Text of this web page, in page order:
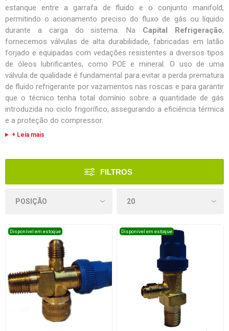
estanque entre a garrafa de fluido e o conjunto manifold,
permitindo o acionamento preciso do fluxo de gás ou líquido
durante a carga do sistema. Na Capital Refrigeração,
fornecemos válvulas de alta durabilidade, fabricadas em latão
forjado e equipadas com vedações resistentes a diversos tipos
de óleos lubrificantes, como POE e mineral. O uso de uma
válvula de qualidade é fundamental para evitar a perda prematura
de fluido refrigerante por vazamentos nas roscas e para garantir
que o técnico tenha total domínio sobre a quantidade de gás
introduzida no ciclo frigorífico, assegurando a eficiência térmica
e a proteção do compressor.
+ Leia mais
FILTROS
Disponível em estoque Disponível em estoque